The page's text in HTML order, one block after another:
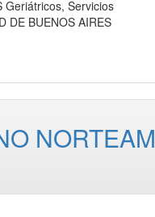
Geriátricos, Servicios
DE BUENOS AIRES